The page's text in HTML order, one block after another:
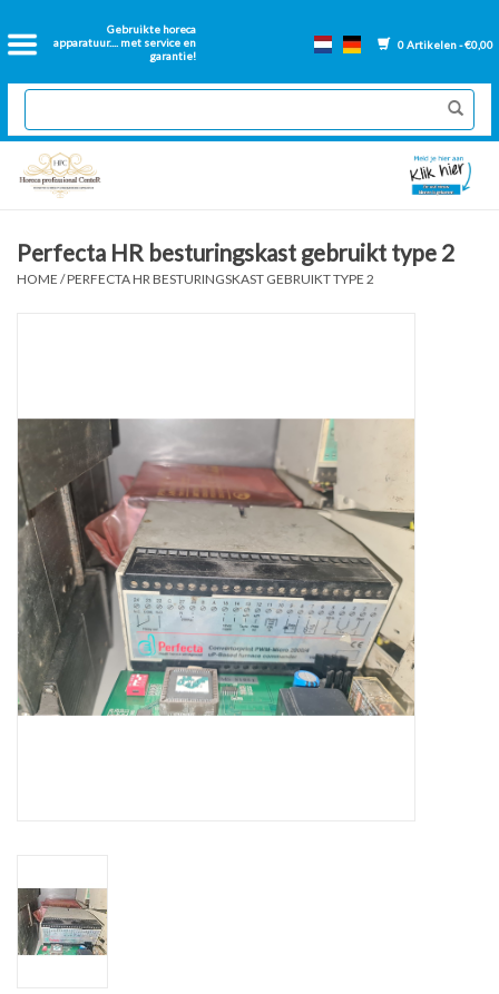
Gebruikte horeca
apparatuur.... met service en
garantie!
0 Artikelen - €0,00
Home
2dehands Horeca
Nieuwe apparatuur
GN Bakken
Over ons
Perfecta HR besturingskast gebruikt type 2
HOME /PERFECTA HR BESTURINGSKAST GEBRUIKT TYPE 2